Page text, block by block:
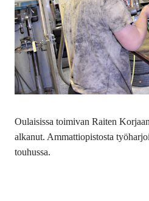
Oulaisissa toimivan Raiten
alkanut. Ammattiopistosta
touhussa.